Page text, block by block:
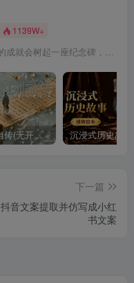
1139W+
死亡无人能免，但非凡的成就会树起一座纪念碑，它将一直立到太阳冷却之时
历史人物自传(无开头模板)
下一篇
抖音文案提取并仿写成小红
书文案